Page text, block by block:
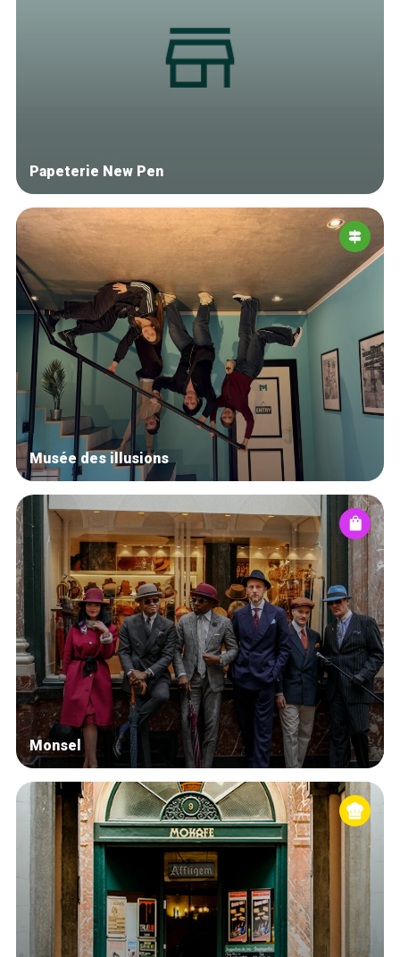
Papeterie New Pen
Musée des illusions
Monsel